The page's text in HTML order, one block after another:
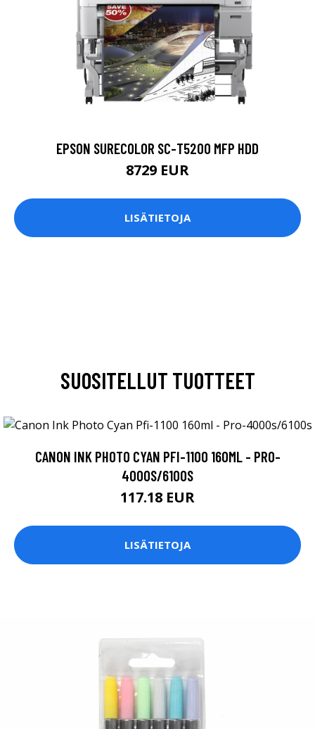
EPSON SURECOLOR SC-T5200 MFP HDD
8729 EUR
LISÄTIETOJA
SUOSITELLUT TUOTTEET
CANON INK PHOTO CYAN PFI-1100 160ML - PRO-
4000S/6100S
117.18 EUR
LISÄTIETOJA